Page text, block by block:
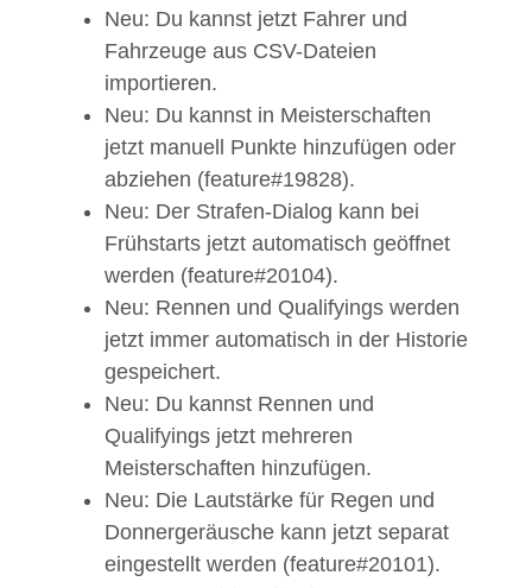
Neu: Du kannst jetzt Fahrer und
Fahrzeuge aus CSV-Dateien
importieren.
Neu: Du kannst in Meisterschaften
jetzt manuell Punkte hinzufügen oder
abziehen (feature#19828).
Neu: Der Strafen-Dialog kann bei
Frühstarts jetzt automatisch geöffnet
werden (feature#20104).
Neu: Rennen und Qualifyings werden
jetzt immer automatisch in der Historie
gespeichert.
Neu: Du kannst Rennen und
Qualifyings jetzt mehreren
Meisterschaften hinzufügen.
Neu: Die Lautstärke für Regen und
Donnergeräusche kann jetzt separat
eingestellt werden (feature#20101).